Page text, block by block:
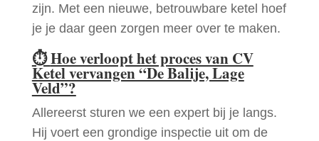
zijn. Met een nieuwe, betrouwbare ketel hoef
je je daar geen zorgen meer over te maken.
⏱Hoe verloopt het proces van CV
Ketel vervangen “De Balije, Lage
Veld”?
Allereerst sturen we een expert bij je langs.
Hij voert een grondige inspectie uit om de